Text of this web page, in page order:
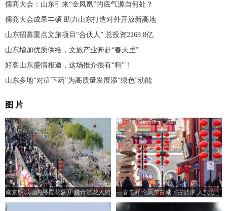
儒商大会：山东引来“金凤凰”的底气源自何处？
儒商大会成果丰硕 助力山东打造对外开放新高地
山东招募重点文旅项目“合伙人” 总投资2269.8亿
山东增加优质供给，文旅产业奔赴“春天里”
好客山东盛情相邀，这场推介很有“料”！
山东多地“对症下药”为高质量发展添“绿色”动能
图 片
南京明城墙内外樱花盛开 踏青赏花人如
潮
春赏呼伦贝尔古城：古韵浓 人气旺